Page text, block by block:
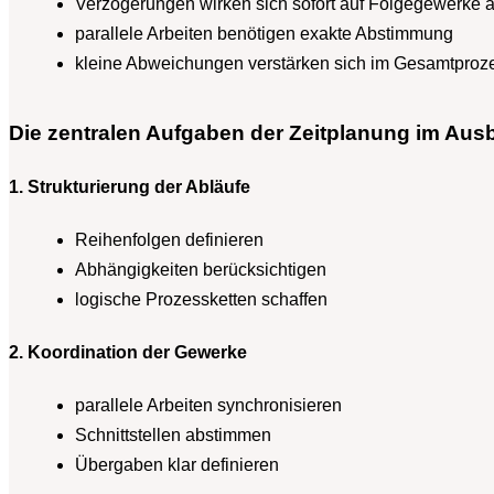
parallele Arbeiten benötigen exakte Abstimmung
kleine Abweichungen verstärken sich im
Die zentralen Aufgaben der Zeitplanung im
1. Strukturierung der Abläufe
Reihenfolgen definieren
Abhängigkeiten berücksichtigen
logische Prozessketten schaffen
2. Koordination der Gewerke
parallele Arbeiten synchronisieren
Schnittstellen abstimmen
Übergaben klar definieren